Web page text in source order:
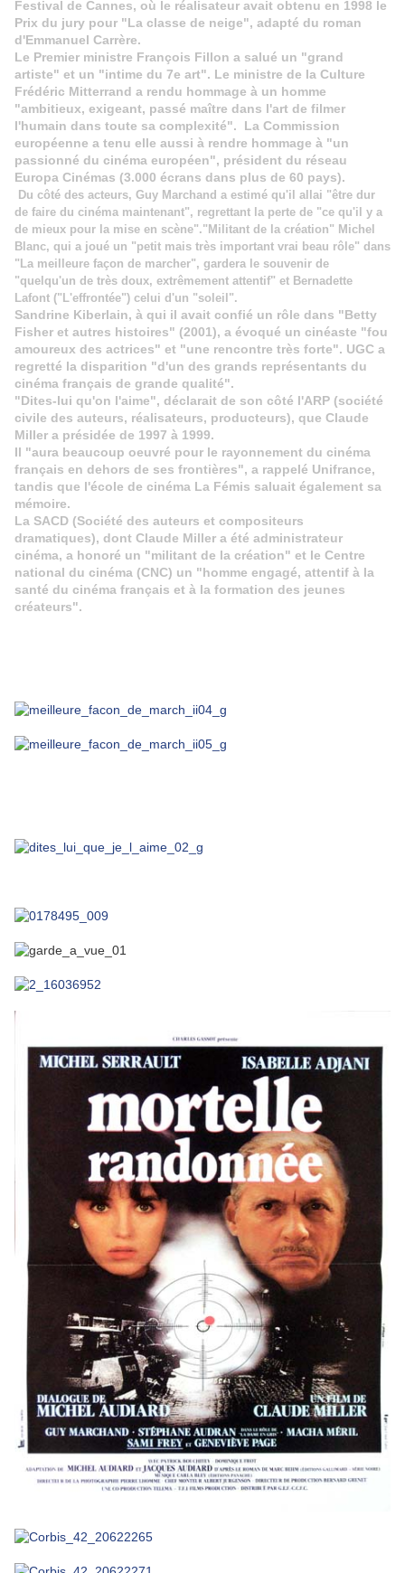
Festival de Cannes, où le réalisateur avait obtenu en 1998 le
Prix du jury pour "La classe de neige", adapté du roman
d'Emmanuel Carrère.
Le Premier ministre François Fillon a salué un "grand
artiste" et un "intime du 7e art". Le ministre de la Culture
Frédéric Mitterrand a rendu hommage à un homme
"ambitieux, exigeant, passé maître dans l'art de filmer
l'humain dans toute sa complexité".
La Commission
européenne a tenu elle aussi à rendre hommage à "un
passionné du cinéma européen", président du réseau
Europa Cinémas (3.000 écrans dans plus de 60 pays).
Du côté des acteurs, Guy Marchand a estimé qu'il allai "être dur
de faire du cinéma maintenant", regrettant la perte de "ce qu'il y a
de mieux pour la mise en scène"."Militant de la création" Michel
Blanc, qui a joué un "petit mais très important vrai beau rôle" dans
"La meilleure façon de marcher", gardera le souvenir de
"quelqu'un de très doux, extrêmement attentif" et Bernadette
Lafont ("L'effrontée") celui d'un "soleil".
Sandrine Kiberlain, à qui il avait confié un rôle dans "Betty
Fisher et autres histoires" (2001), a évoqué un cinéaste "fou
amoureux des actrices" et "une rencontre très forte". UGC a
regretté la disparition "d'un des grands représentants du
cinéma français de grande qualité".
"Dites-lui qu'on l'aime", déclarait de son côté l'ARP (société
civile des auteurs, réalisateurs, producteurs), que Claude
Miller a présidée de 1997 à 1999.
Il "aura beaucoup oeuvré pour le rayonnement du cinéma
français en dehors de ses frontières", a rappelé Unifrance,
tandis que l'école de cinéma La Fémis saluait également sa
mémoire.
La SACD (Société des auteurs et compositeurs
dramatiques), dont Claude Miller a été administrateur
cinéma, a honoré un "militant de la création" et le Centre
national du cinéma (CNC) un "homme engagé, attentif à la
santé du cinéma français et à la formation des jeunes
créateurs".